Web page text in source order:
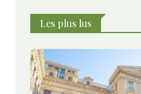
Les plus lus